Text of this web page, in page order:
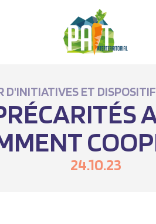
D'INITIATIVES ET
24.10.23